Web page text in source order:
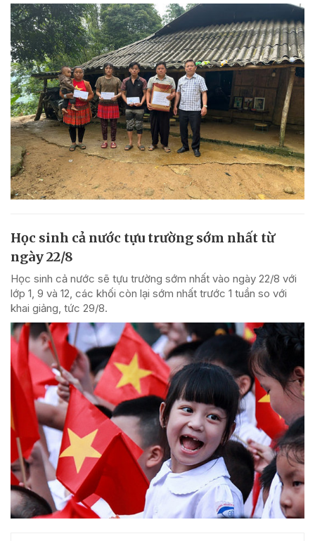
Học sinh cả nước tựu trường sớm nhất từ
ngày 22/8
Học sinh cả nước sẽ tựu trường sớm nhất vào ngày 22/8 với
lớp 1, 9 và 12, các khối còn lại sớm nhất trước 1 tuần so với
khai giảng, tức 29/8.